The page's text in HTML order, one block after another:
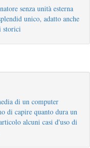
senza unità esterna
unico, adatto anche
storici
di un computer
di capire quanto dura un
alcuni casi d'uso di